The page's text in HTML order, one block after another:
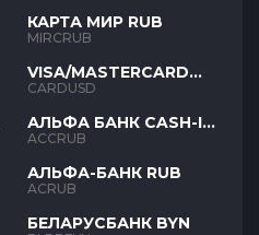
КАРТА МИР RUB
MIRCRUB
VISA/MASTERCARD
USD
CARDUSD
АЛЬФА БАНК CASH-IN
RUB
ACCRUB
АЛЬФА-БАНК RUB
ACRUB
БЕЛАРУСБАНК BYN